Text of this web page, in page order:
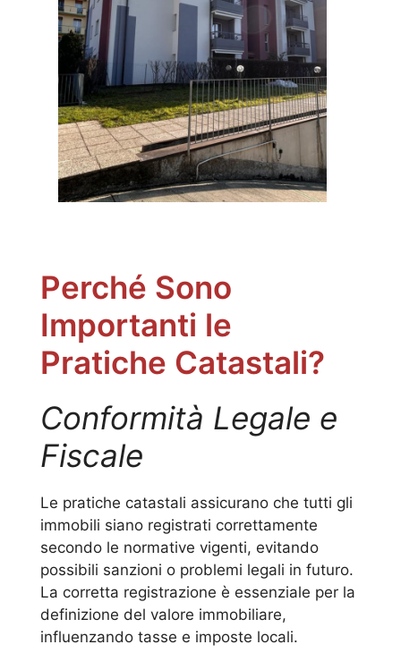
Perché Sono
Importanti le
Pratiche Catastali?
Conformità Legale e
Fiscale
Le pratiche catastali assicurano che tutti gli
immobili siano registrati correttamente
secondo le normative vigenti, evitando
possibili sanzioni o problemi legali in futuro.
La corretta registrazione è essenziale per la
definizione del valore immobiliare,
influenzando tasse e imposte locali.